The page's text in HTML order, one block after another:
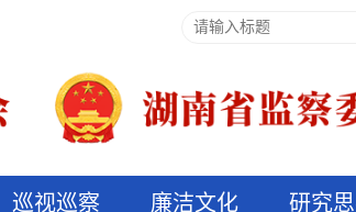
巡视巡察 廉洁文化 研究